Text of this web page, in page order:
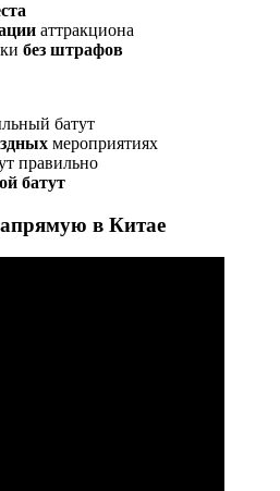
аттракциона
без штрафов
батут
мероприятиях
правильно
батут
в Китае